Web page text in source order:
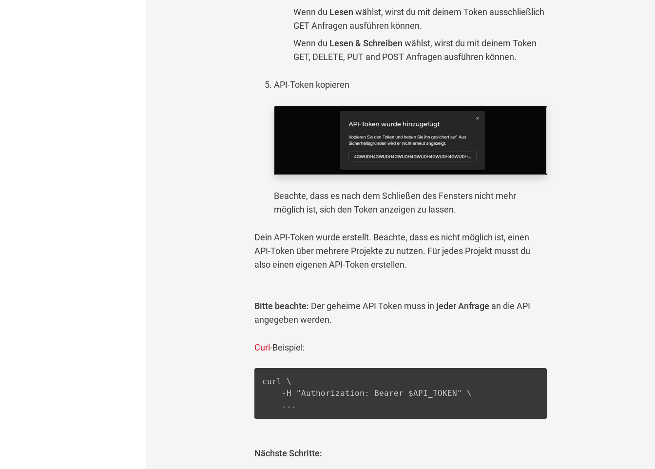
Wenn du Lesen wählst, wirst du mit deinem Token ausschließlich
GET Anfragen ausführen können.
Wenn du Lesen & Schreiben wählst, wirst du mit deinem Token
GET, DELETE, PUT and POST Anfragen ausführen können.
API-Token kopieren
Beachte, dass es nach dem Schließen des Fensters nicht mehr
möglich ist, sich den Token anzeigen zu lassen.
Dein API-Token wurde erstellt. Beachte, dass es nicht möglich ist, einen
API-Token über mehrere Projekte zu nutzen. Für jedes Projekt musst du
also einen eigenen API-Token erstellen.
Bitte beachte: Der geheime API Token muss in jeder Anfrage an die API
angegeben werden.
Curl-Beispiel:
curl \
    ...
Nächste Schritte: